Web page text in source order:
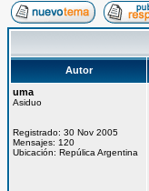
Autor
uma
Asiduo
Registrado: 30 Nov 2005
Mensajes: 120
Ubicación: Repúlica Argentina